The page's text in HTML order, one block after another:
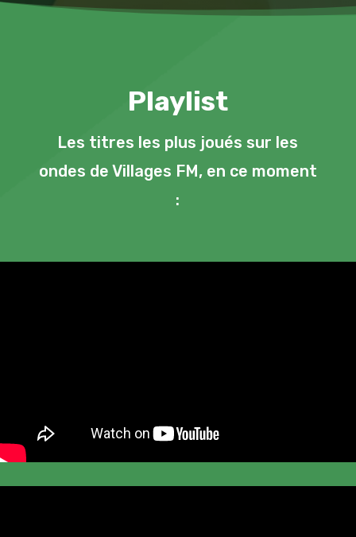
Playlist
Les titres les plus joués sur les
ondes de Villages FM, en ce moment
: